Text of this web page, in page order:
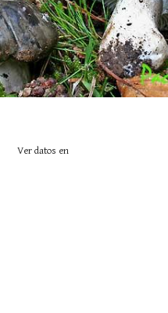
Ver datos en